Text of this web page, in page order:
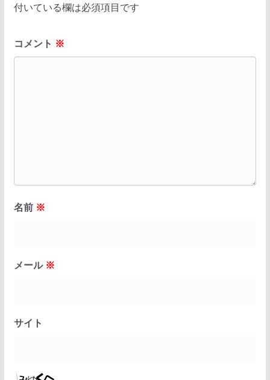
付いている欄は必須項目です
コメント ※
名前 ※
メール ※
サイト